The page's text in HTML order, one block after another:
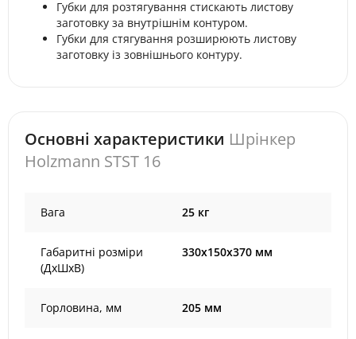
Губки для розтягування стискають листову
заготовку за внутрішнім контуром.
Губки для стягування розширюють листову
заготовку із зовнішнього контуру.
Основні характеристики Шрінкер
Holzmann STST 16
Вага 25 кг
Габаритні розміри
(ДхШхВ)
330x150x370 мм
Горловина, мм 205 мм